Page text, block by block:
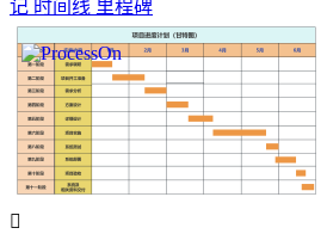
记 时间线 里程碑
